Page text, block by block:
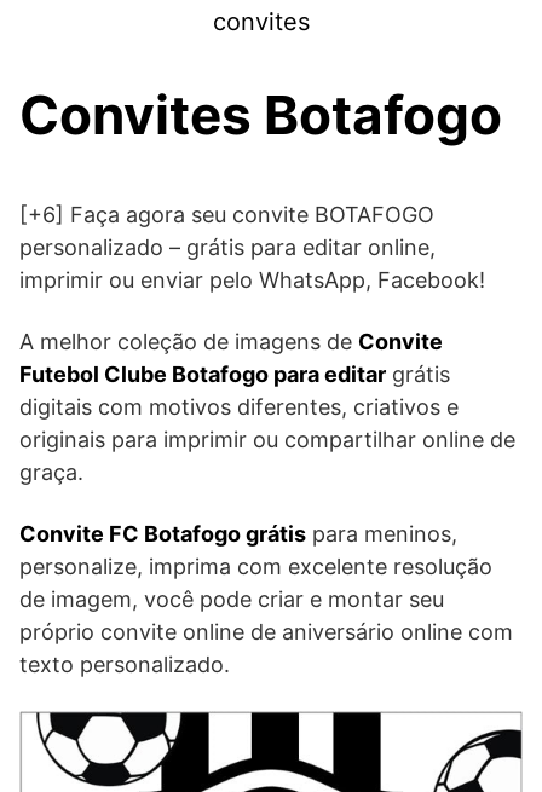
convites
Convites Botafogo
[+6] Faça agora seu convite BOTAFOGO
personalizado – grátis para editar online,
imprimir ou enviar pelo WhatsApp, Facebook!
A melhor coleção de imagens de Convite
Futebol Clube Botafogo para editar grátis
digitais com motivos diferentes, criativos e
originais para imprimir ou compartilhar online de
graça.
Convite FC Botafogo grátis para meninos,
personalize, imprima com excelente resolução
de imagem, você pode criar e montar seu
próprio convite online de aniversário online com
texto personalizado.